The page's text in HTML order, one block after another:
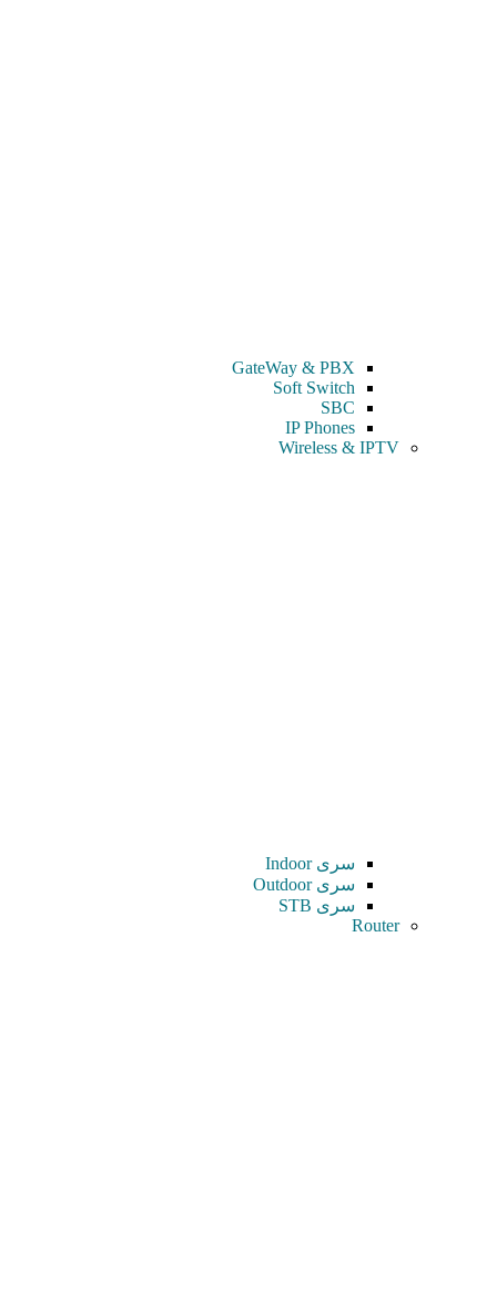
GateWay & PBX
Soft Switch
SBC
IP Phones
Wireless & IPTV
سری Indoor
سری Outdoor
سری STB
Router